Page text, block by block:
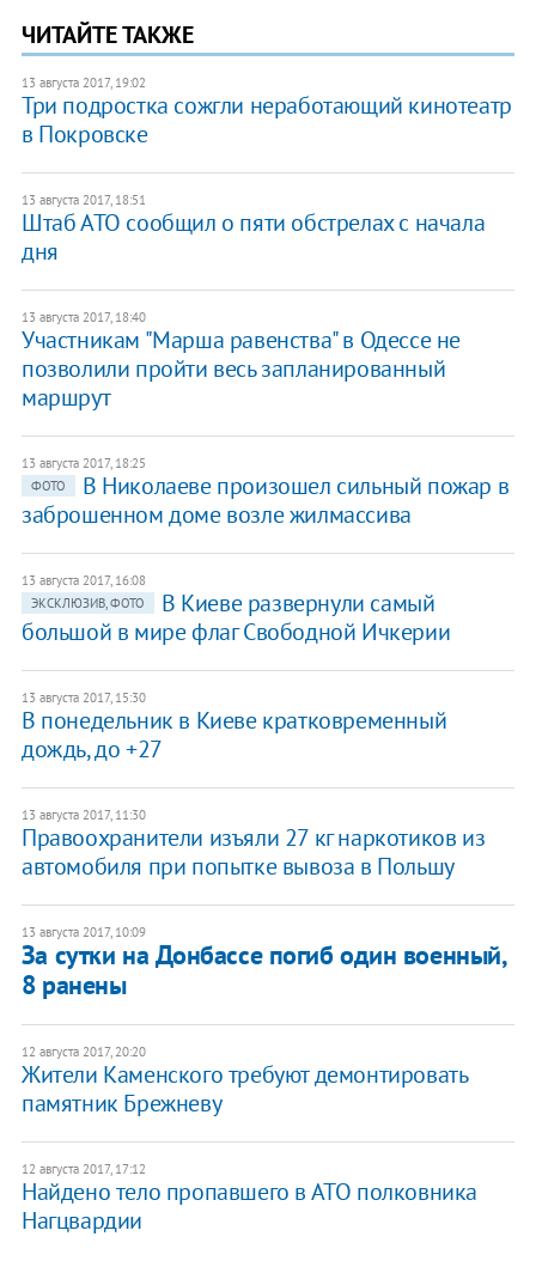
ЧИТАЙТЕ ТАКЖЕ
13 августа 2017, 19:02
Три подростка сожгли неработающий кинотеатр
в Покровске
13 августа 2017, 18:51
Штаб АТО сообщил о пяти обстрелах с начала
дня
13 августа 2017, 18:40
Участникам "Марша равенства" в Одессе не
позволили пройти весь запланированный
маршрут
13 августа 2017, 18:25
ФОТО
В Николаеве произошел сильный пожар в
заброшенном доме возле жилмассива
13 августа 2017, 16:08
ЭКСКЛЮЗИВ, ФОТО
В Киеве развернули самый
большой в мире флаг Свободной Ичкерии
13 августа 2017, 15:30
В понедельник в Киеве кратковременный
дождь, до +27
13 августа 2017, 11:30
Правоохранители изъяли 27 кг наркотиков из
автомобиля при попытке вывоза в Польшу
13 августа 2017, 10:09
За сутки на Донбассе погиб один военный,
8 ранены
12 августа 2017, 20:20
Жители Каменского требуют демонтировать
памятник Брежневу
12 августа 2017, 17:12
Найдено тело пропавшего в АТО полковника
Нагцвардии